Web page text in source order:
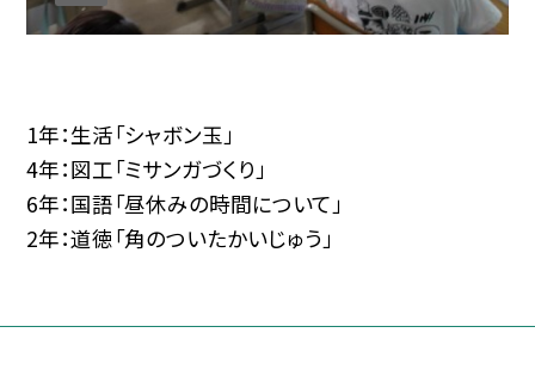
1年：生活「シャボン玉」
4年：図工「ミサンガづくり」
6年：国語「昼休みの時間について」
2年：道徳「角のついたかいじゅう」